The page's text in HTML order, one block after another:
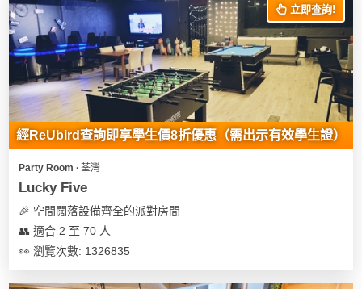
立即查詢!
經ReUbird查詢即享學生價8折優惠（需出示有效學生證）
Party Room ∙ 荃灣
Lucky Five
🎉 空間闊落設備齊全的派對房間
👥 適合 2 至 70 人
👀 瀏覽次數: 1326835